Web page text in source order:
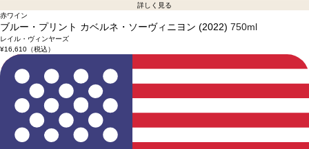
詳しく見る
赤ワイン
ブルー・プリント カベルネ・ソーヴィニヨン (2022) 750ml
レイル・ヴィンヤーズ
¥16,610（税込）